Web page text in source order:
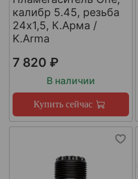
калибр 5.45, резьба
24х1,5, К.Арма /
K.Arma
7 820 ₽
В наличии
Купить сейчас